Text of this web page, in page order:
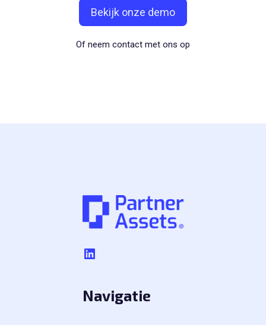
Bekijk onze demo
Of neem contact met ons op
LinkedIn
Navigatie